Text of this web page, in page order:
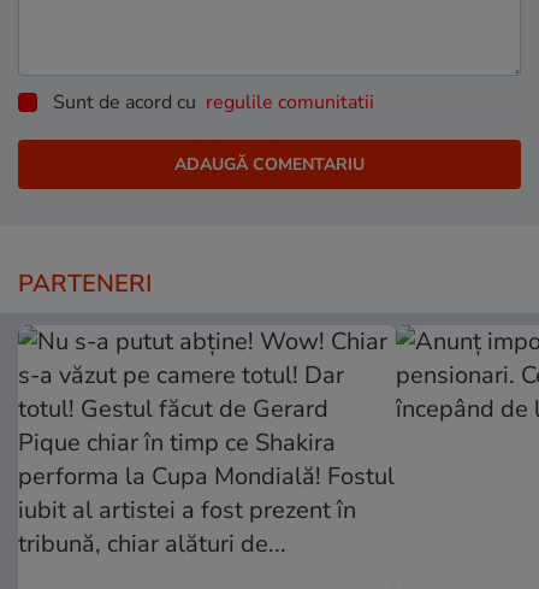
Sunt de acord cu regulile comunitatii
PARTENERI